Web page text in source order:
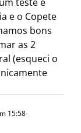
e o Copete
bons
as 2
(esqueci o
15:58-